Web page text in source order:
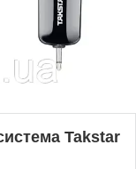
Takstar